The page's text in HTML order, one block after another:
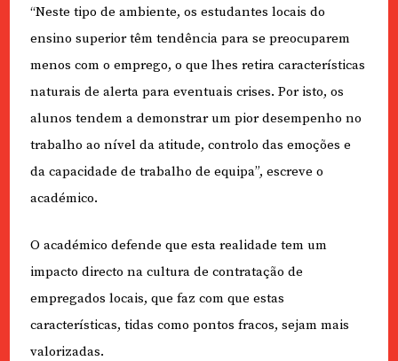
“Neste tipo de ambiente, os estudantes locais do
ensino superior têm tendência para se preocuparem
menos com o emprego, o que lhes retira características
naturais de alerta para eventuais crises. Por isto, os
alunos tendem a demonstrar um pior desempenho no
trabalho ao nível da atitude, controlo das emoções e
da capacidade de trabalho de equipa”, escreve o
académico.
O académico defende que esta realidade tem um
impacto directo na cultura de contratação de
empregados locais, que faz com que estas
características, tidas como pontos fracos, sejam mais
valorizadas.